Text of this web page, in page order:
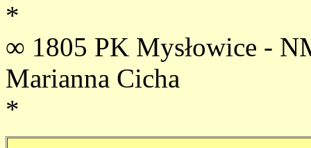
*
∞ 1805 PK Mysłowice -
Marianna Cicha
*